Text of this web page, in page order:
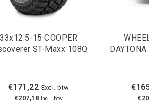
33x12.5-15 COOPER
ST-Maxx 108Q
€171,22 Excl. btw
€207,18 Incl. btw